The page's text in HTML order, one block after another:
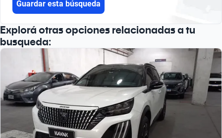
Guardar esta búsqueda
Explorá otras opciones relacionadas a tu
busqueda: